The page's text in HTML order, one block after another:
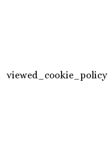
viewed_cookie_policy